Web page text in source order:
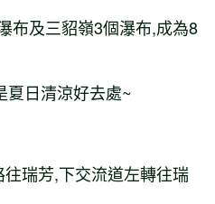
布及三貂嶺3個瀑布,成為8
夏日清涼好去處~
瑞芳,下交流道左轉往瑞